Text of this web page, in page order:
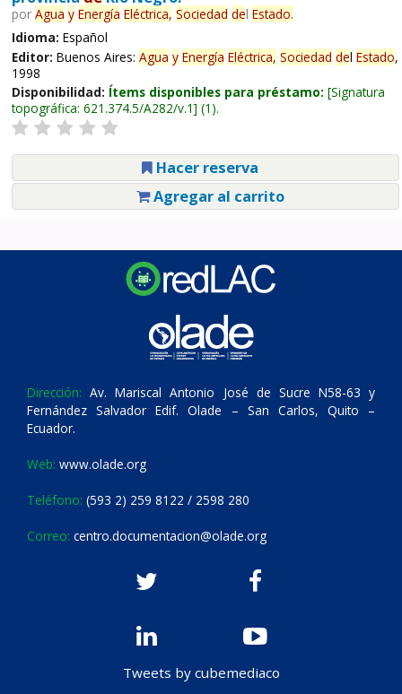
por Agua y Energía Eléctrica, Sociedad del Estado.
Idioma: Español
Editor: Buenos Aires: Agua y Energía Eléctrica, Sociedad del Estado,
1998
Disponibilidad: Ítems disponibles para préstamo: Signatura
topográfica: 621.374.5/A282/v.1 (1).
Hacer reserva
Agregar al carrito
Dirección: Av. Mariscal Antonio José de Sucre N58-63 y
Fernández Salvador Edif. Olade – San Carlos, Quito –
Ecuador.
Web: www.olade.org
Teléfono: (593 2) 259 8122 / 2598 280
Correo: centro.documentacion@olade.org
Tweets by cubemediaco